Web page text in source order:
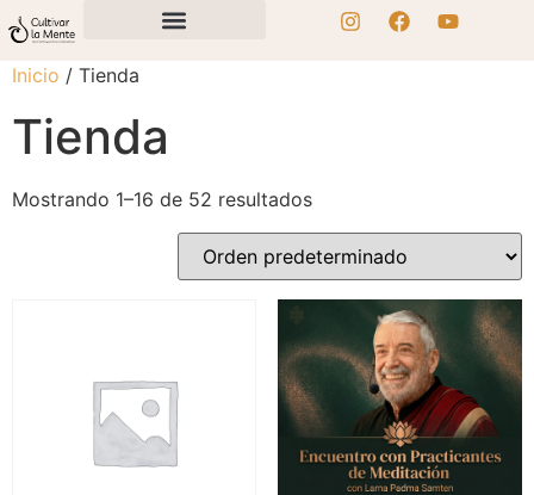
Inicio / Tienda
Tienda
Mostrando 1–16 de 52 resultados